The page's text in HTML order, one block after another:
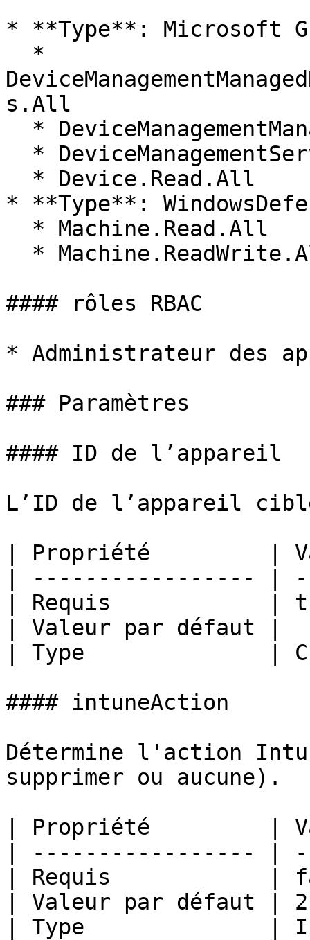
* **Type**: Microsoft
s.All
* **Type**:
#### rôles RBAC
* Administrateur des
### Paramètres
#### ID de l’appareil
L’ID de l’appareil
| Propriété         |
| ----------------- |
| Requis
| Valeur par
| Type              |
#### intuneAction
Détermine l'action
supprimer ou aucune).
| Propriété         |
| ----------------- |
| Requis            |
| Valeur par défaut
| Type              |